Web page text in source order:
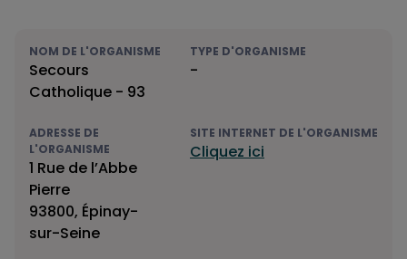
NOM DE L'ORGANISME
Secours
Catholique - 93
TYPE D'ORGANISME
-
ADRESSE DE
L'ORGANISME
1 Rue de l’Abbe
Pierre
93800, Épinay-
sur-Seine
SITE INTERNET DE L'ORGANISME
Cliquez ici